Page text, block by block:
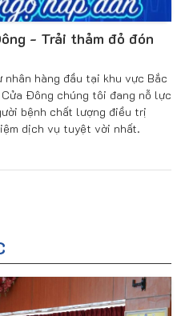
- Trải thảm đỏ đón
hàng đầu tại khu vực Bắc
Đông chúng tôi đang nỗ lực
bệnh chất lượng điều trị
dịch vụ tuyệt vời nhất.